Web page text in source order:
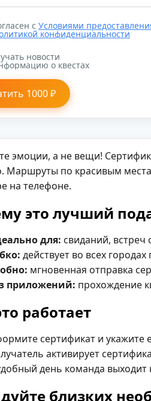
с Условиями
конфиденциальности
новости
о квестах
1000 ₽
эмоции, а не вещи!
Маршруты по красивым
на телефоне.
это лучший
для: свиданий, встреч
действует во всех
мгновенная отправка
приложений: прохождение
работает
сертификат и укажите
активирует
день команда выходит
близких